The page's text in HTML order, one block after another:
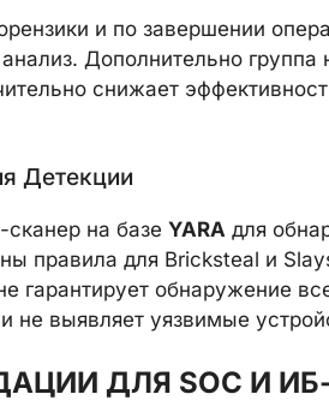
и по завершении
Дополнительно группа
снижает
Детекции
на базе YARA для
правила для Bricksteal и
гарантирует обнаружение
не выявляет уязвимые
ДЛЯ SOC И